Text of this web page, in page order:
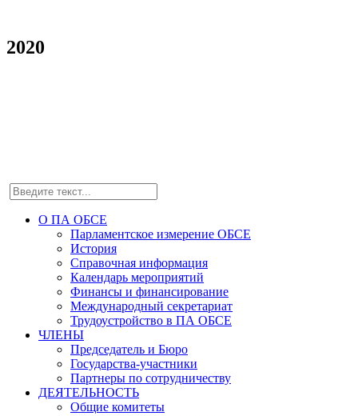
2020
О ПА ОБСЕ
Парламентское измерение ОБСЕ
История
Справочная информация
Календарь мероприятий
Финансы и финансирование
Международный секретариат
Трудоустройство в ПА ОБСЕ
ЧЛЕНЫ
Председатель и Бюро
Государства-участники
Партнеры по сотрудничеству
ДЕЯТЕЛЬНОСТЬ
Общие комитеты